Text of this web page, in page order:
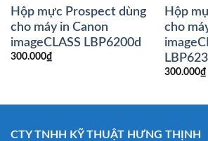
Hộp mực Prospect dùng
cho máy in Canon
imageCLASS LBP6200d
300.000₫
Hộp
cho
300.000₫
CTY TNHH KỸ THUẬT HƯNG THỊNH